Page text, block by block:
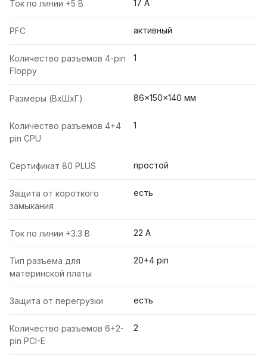
Ток по линии +5 В 17 A
PFC активный
Количество разъемов 4-pin
Floppy
1
Размеры (ВxШxГ) 86x150x140 мм
Количество разъемов 4+4
pin CPU
1
Сертификат 80 PLUS простой
Защита от короткого
замыкания
есть
Ток по линии +3.3 В 22 A
Тип разъема для
материнской платы
20+4 pin
Защита от перегрузки есть
Количество разъемов 6+2-
pin PCI-E
2